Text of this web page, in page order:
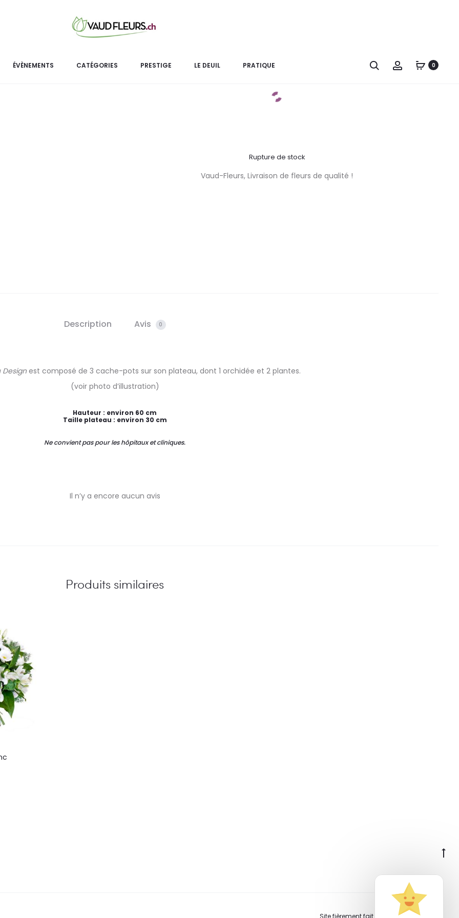
ÉVÈNEMENTS CATÉGORIES PRESTIGE LE DEUIL PRATIQUE RechercheAccount0
est composé de 3 cache-pots sur son plateau, dont 1 orchidée et 2 plantes.
(voir photo d’illustration)
Rupture de stock
Vaud-Fleurs, Livraison de fleurs de qualité !
Description Avis 0
Designest composé de 3 cache-pots sur son plateau, dont 1 orchidée et 2 plantes.
(voir photo d’illustration)
Hauteur : environ 60 cm
Taille plateau : environ 30 cm
Ne convient pas pour les hôpitaux et cliniques.
Il n’y a encore aucun avis
Produits similaires
Site fièrement fait à la main en Suisse.